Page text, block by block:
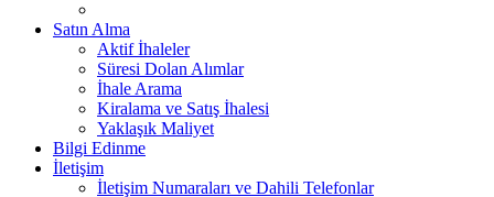
Satın Alma
Aktif İhaleler
Süresi Dolan Alımlar
İhale Arama
Kiralama ve Satış İhalesi
Yaklaşık Maliyet
Bilgi Edinme
İletişim
İletişim Numaraları ve Dahili Telefonlar